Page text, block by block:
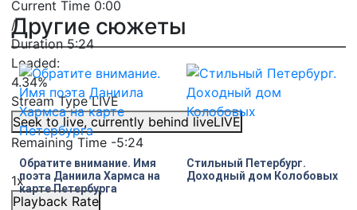
Current Time 0:00
/
Duration5:24
Loaded:
4.34%
Stream TypeLIVE
Seek to live, currently behind liveLIVE
Remaining Time -5:24
1x
Playback Rate
Другие сюжеты
Обратите внимание. Имя
поэта Даниила Хармса на
карте Петербурга
Стильный Петербург.
Доходный дом Колобовых